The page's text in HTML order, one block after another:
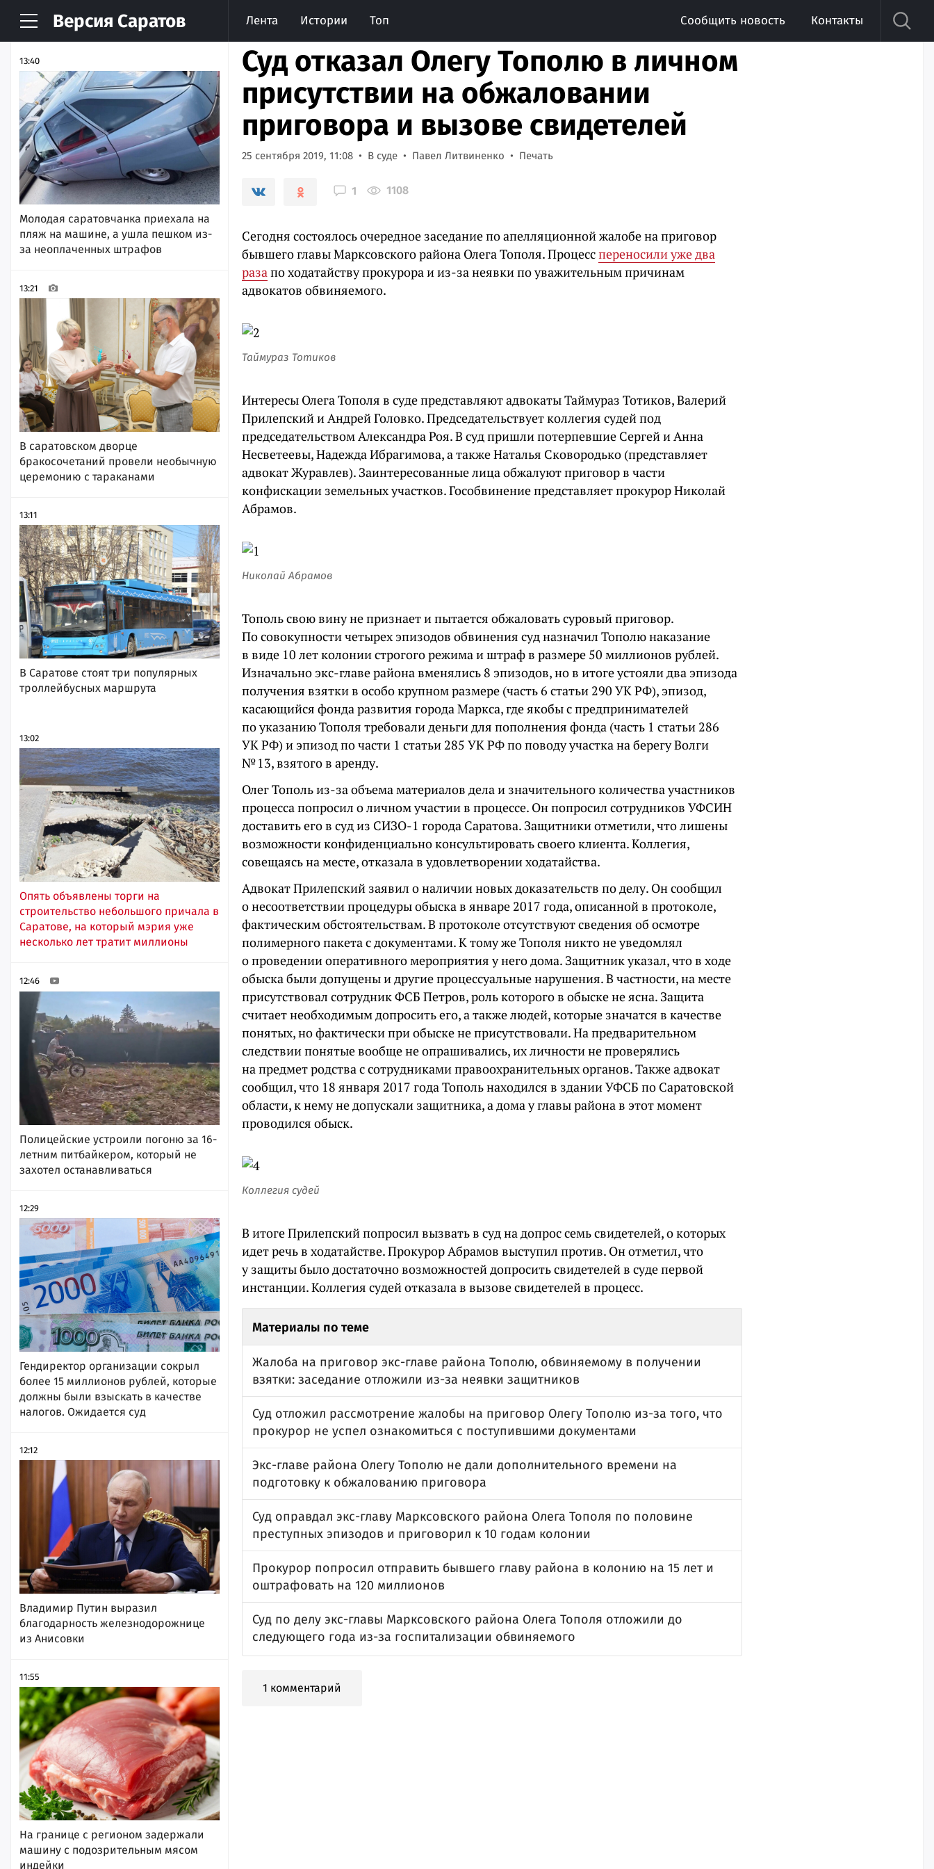
Версия Саратов Лента Истории Топ Сообщить новость Контакты
НОВОСТИ АРХИВ
13:40
Молодая саратовчанка приехала на
пляж на машине, а ушла пешком из-
за неоплаченных штрафов
13:21
В саратовском дворце
бракосочетаний провели необычную
церемонию с тараканами
13:11
В Саратове стоят три популярных
троллейбусных маршрута
13:02
Опять объявлены торги на
строительство небольшого причала в
Саратове, на который мэрия уже
несколько лет тратит миллионы
12:46
Полицейские устроили погоню за 16-
летним питбайкером, который не
захотел останавливаться
12:29
Гендиректор организации сокрыл
более 15 миллионов рублей, которые
должны были взыскать в качестве
налогов. Ожидается суд
12:12
Владимир Путин выразил
благодарность железнодорожнице
из Анисовки
11:55
На границе с регионом задержали
машину с подозрительным мясом
индейки
Суд отказал Олегу Тополю в личном
присутствии на обжаловании
приговора и вызове свидетелей
25 сентября 2019, 11:08 В суде Павел Литвиненко Печать
1 1108
Сегодня состоялось очередное заседание по апелляционной жалобе на приговор
бывшего главы Марксовского района Олега Тополя. Процесспереносили уже два
разапо ходатайству прокурора и из-за неявки по уважительным причинам
адвокатов обвиняемого.
Таймураз Тотиков
Интересы Олега Тополя в суде представляют адвокаты Таймураз Тотиков, Валерий
Прилепский и Андрей Головко. Председательствует коллегия судей под
председательством Александра Роя. В суд пришли потерпевшие Сергей и Анна
Несветеевы, Надежда Ибрагимова, а также Наталья Сковородько (представляет
адвокат Журавлев). Заинтересованные лица обжалуют приговор в части
конфискации земельных участков. Гособвинение представляет прокурор Николай
Абрамов.
Николай Абрамов
Тополь свою вину не признает и пытается обжаловать суровый приговор.
По совокупности четырех эпизодов обвинения суд назначил Тополю наказание
в виде 10 лет колонии строгого режима и штраф в размере 50 миллионов рублей.
Изначально экс-главе района вменялись 8 эпизодов, но в итоге устояли два эпизода
получения взятки в особо крупном размере (часть 6 статьи 290 УК РФ), эпизод,
касающийся фонда развития города Маркса, где якобы с предпринимателей
по указанию Тополя требовали деньги для пополнения фонда (часть 1 статьи 286
УК РФ) и эпизод по части 1 статьи 285 УК РФ по поводу участка на берегу Волги
№ 13, взятого в аренду.
Олег Тополь из-за объема материалов дела и значительного количества участников
процесса попросил о личном участии в процессе. Он попросил сотрудников УФСИН
доставить его в суд из СИЗО-1 города Саратова. Защитники отметили, что лишены
возможности конфиденциально консультировать своего клиента. Коллегия,
совещаясь на месте, отказала в удовлетворении ходатайства.
Адвокат Прилепский заявил о наличии новых доказательств по делу. Он сообщил
о несоответствии процедуры обыска в январе 2017 года, описанной в протоколе,
фактическим обстоятельствам. В протоколе отсутствуют сведения об осмотре
полимерного пакета с документами. К тому же Тополя никто не уведомлял
о проведении оперативного мероприятия у него дома. Защитник указал, что в ходе
обыска были допущены и другие процессуальные нарушения. В частности, на месте
присутствовал сотрудник ФСБ Петров, роль которого в обыске не ясна. Защита
считает необходимым допросить его, а также людей, которые значатся в качестве
понятых, но фактически при обыске не присутствовали. На предварительном
следствии понятые вообще не опрашивались, их личности не проверялись
на предмет родства с сотрудниками правоохранительных органов. Также адвокат
сообщил, что 18 января 2017 года Тополь находился в здании УФСБ по Саратовской
области, к нему не допускали защитника, а дома у главы района в этот момент
проводился обыск.
Коллегия судей
В итоге Прилепский попросил вызвать в суд на допрос семь свидетелей, о которых
идет речь в ходатайстве. Прокурор Абрамов выступил против. Он отметил, что
у защиты было достаточно возможностей допросить свидетелей в суде первой
инстанции. Коллегия судей отказала в вызове свидетелей в процесс.
Материалы по теме
Жалоба на приговор экс-главе района Тополю, обвиняемому в получении
взятки: заседание отложили из-за неявки защитников
Суд отложил рассмотрение жалобы на приговор Олегу Тополю из-за того, что
прокурор не успел ознакомиться с поступившими документами
Экс-главе района Олегу Тополю не дали дополнительного времени на
подготовку к обжалованию приговора
Суд оправдал экс-главу Марксовского района Олега Тополя по половине
преступных эпизодов и приговорил к 10 годам колонии
Прокурор попросил отправить бывшего главу района в колонию на 15 лет и
оштрафовать на 120 миллионов
Суд по делу экс-главы Марксовского района Олега Тополя отложили до
следующего года из-за госпитализации обвиняемого
1 комментарий